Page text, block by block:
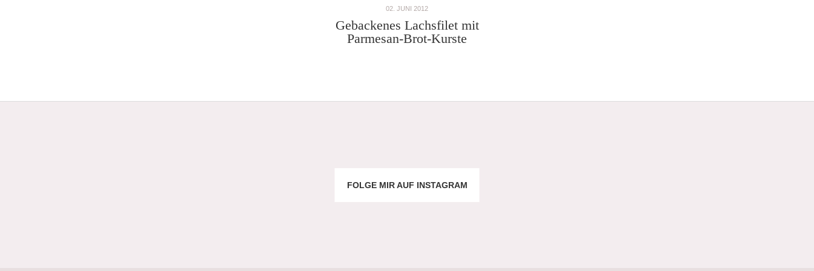
02. JUNI 2012
Gebackenes Lachsfilet mit
Parmesan-Brot-Kurste
FOLGE MIR AUF INSTAGRAM